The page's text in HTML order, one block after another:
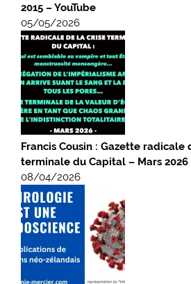
2015 – YouTube
05/05/2026
Francis Cousin : Gazette radicale
terminale du Capital – Mars 2026
08/04/2026